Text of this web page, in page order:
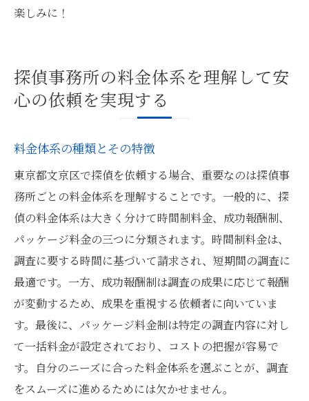
楽しみに！
探偵事務所の料金体系を理解して安
心の依頼を実現する
料金体系の種類とその特徴
東京都文京区で探偵を依頼する場合、重要なのは探偵事
務所ごとの料金体系を理解することです。一般的に、探
偵の料金体系は大きく分けて時間制料金、成功報酬制、
パッケージ料金の三つに分類されます。時間制料金は、
調査に要する時間に基づいて請求され、短期間の調査に
最適です。一方、成功報酬制は調査の成果に応じて報酬
が変動するため、成果を重視する依頼者に向いていま
す。最後に、パッケージ料金制は特定の調査内容に対し
て一括料金が設定されており、コストの把握が容易で
す。自分のニーズに合った料金体系を選ぶことが、調査
をスムーズに進めるためには欠かせません。